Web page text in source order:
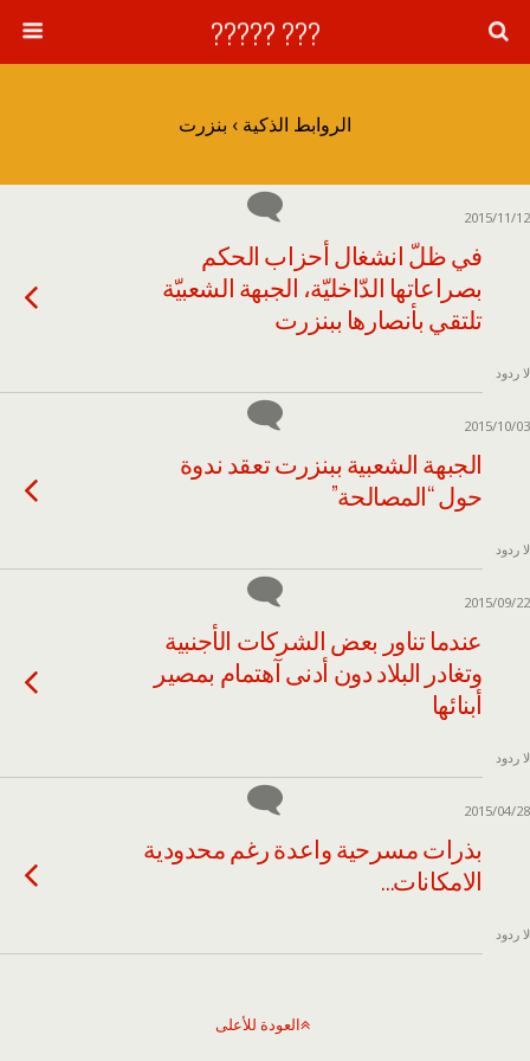
??? ?????
الروابط الذكية › بنزرت
2015/11/12
في ظلّ انشغال أحزاب الحكم
بصراعاتها الدّاخليّة، الجبهة الشعبيّة
تلتقي بأنصارها ببنزرت
لا ردود
2015/10/03
الجبهة الشعبية ببنزرت تعقد ندوة
حول “المصالحة”
لا ردود
2015/09/22
عندما تناور بعض الشركات الأجنبية
وتغادر البلاد دون أدنى آهتمام بمصير
أبنائها
لا ردود
2015/04/28
بذرات مسرحية واعدة رغم محدودية
الامكانات…
لا ردود
العودة للأعلى